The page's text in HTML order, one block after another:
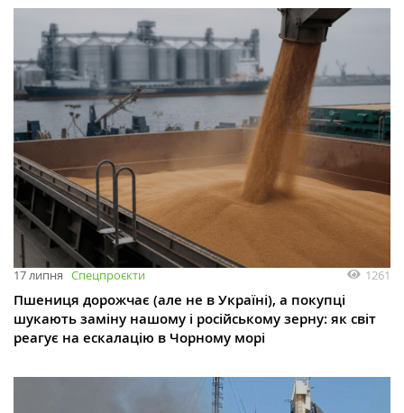
17 липня Спецпроєкти 1261
Пшениця дорожчає (але не в Україні), а покупці
шукають заміну нашому і російському зерну: як світ
реагує на ескалацію в Чорному морі